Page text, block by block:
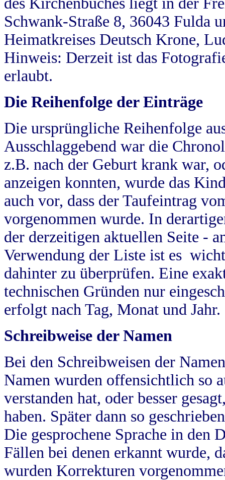
Schwank-Straße 8, 36043 Fulda
Heimatkreises Deutsch Krone,
Hinweis: Derzeit ist das
erlaubt.
Die Reihenfolge der Einträge
Die ursprüngliche Reihenfolge
Ausschlaggebend war die
z.B. nach der Geburt krank war,
anzeigen konnten, wurde das
auch vor, dass der Taufeintrag
vorgenommen wurde. In
der derzeitigen aktuellen Seite -
Verwendung der Liste ist es
dahinter zu überprüfen. Eine
technischen Gründen nur
erfolgt nach Tag, Monat und Jahr.
Schreibweise der Namen
Bei den Schreibweisen der
Namen wurden offensichtlich so
verstanden hat, oder besser
haben. Später dann so
Die gesprochene Sprache in
Fällen bei denen erkannt wurde,
wurden Korrekturen